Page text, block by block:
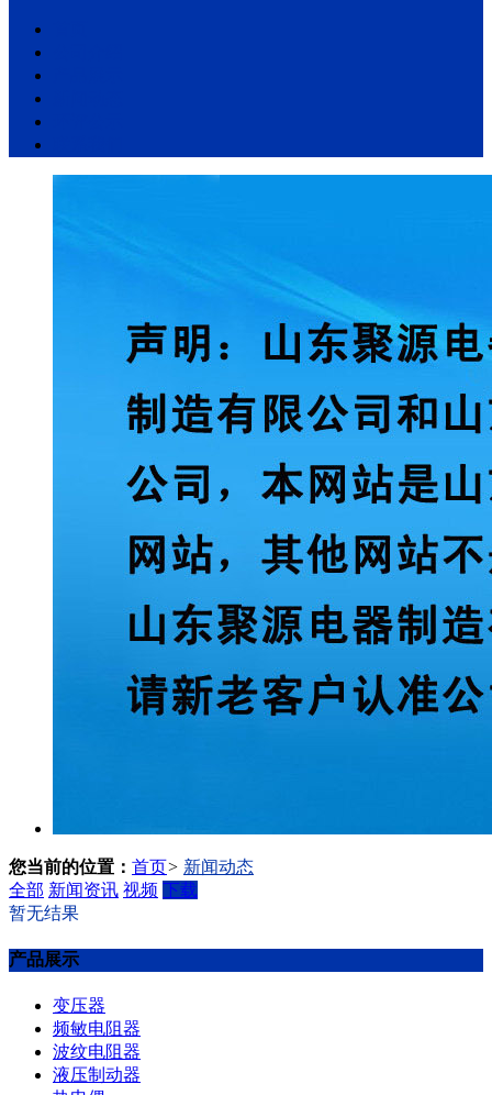
您当前的位置： 首页> 新闻动态
全部 新闻资讯 视频 下载
暂无结果
产品展示
变压器
频敏电阻器
波纹电阻器
液压制动器